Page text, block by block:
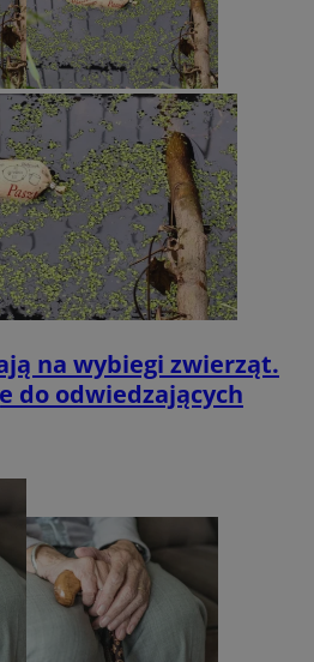
na wybiegi zwierząt.
do odwiedzających